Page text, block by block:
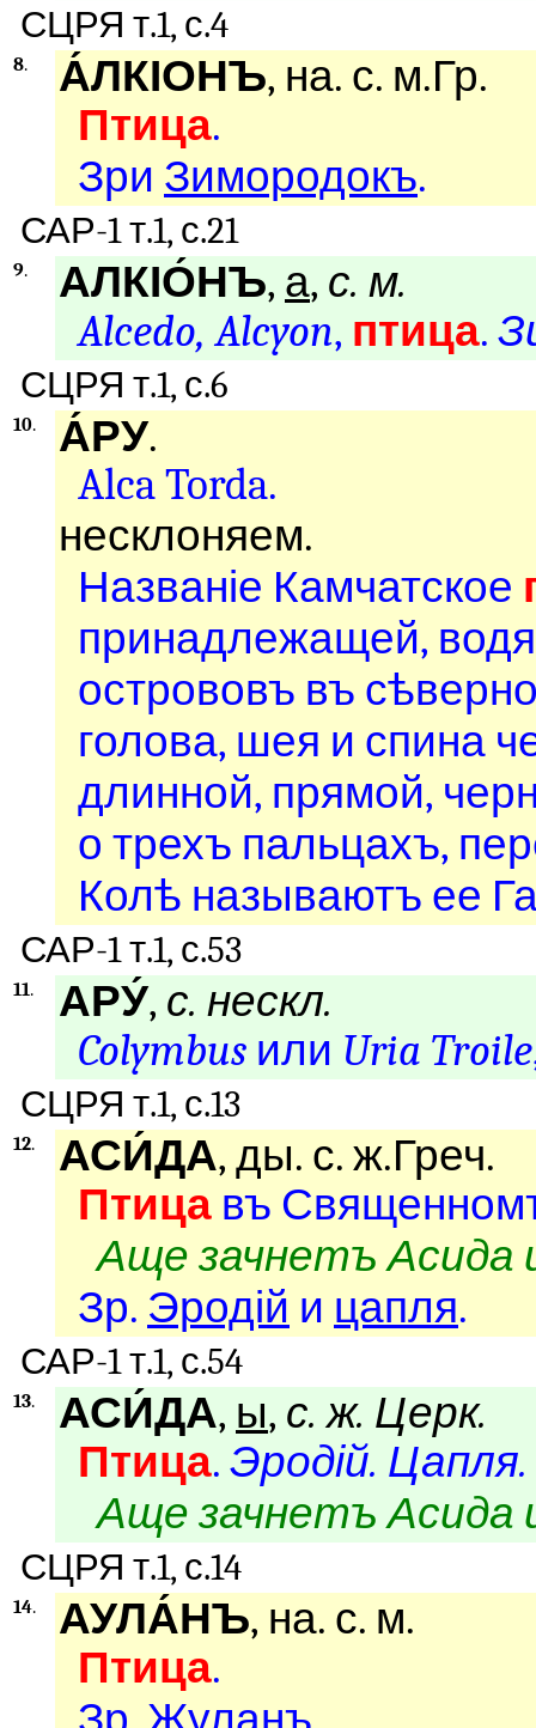
СЦРЯ т.1, с.4
8. А́ЛКІОНЪ, на. с. м.Гр.
Птица.
Зри Зимородокъ.
САР-1 т.1, с.21
9. АЛКІО́НЪ, а, с. м.
Alcedo, Alcyon, птица.
СЦРЯ т.1, с.6
10. А́РУ.
Alca Torda.
несклоняем.
Названіе Камчатское
принадлежащей,
острововъ въ
голова, шея и спина
длинной, прямой,
о трехъ пальцахъ,
Колѣ называютъ ее
САР-1 т.1, с.53
11. АРУ́, с. нескл.
Colymbus или Uria Troile
СЦРЯ т.1, с.13
12. АСИ́ДА, ды. с. ж.Греч.
Птица въ
Аще зачнетъ Асида
Зр. Эродій и цапля.
САР-1 т.1, с.54
13. АСИ́ДА, ы, с. ж. Церк.
Птица. Эродій. Цапля.
Аще зачнетъ Асида
СЦРЯ т.1, с.14
14. АУЛА́НЪ, на. с. м.
Птица.